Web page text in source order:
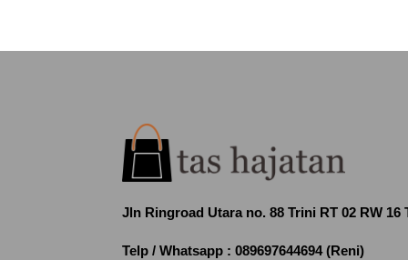
Jln Ringroad Utara no. 88 Trini RT 02 RW 16
Telp / Whatsapp :089697644694 (Reni)